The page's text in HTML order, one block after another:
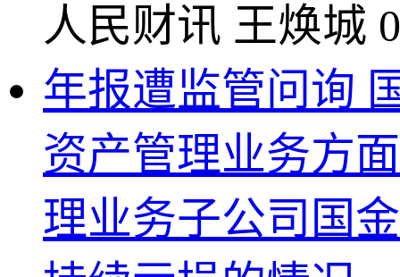
人民财讯 王焕城
年报遭监管问询
资产管理业务方
理业务子公司国